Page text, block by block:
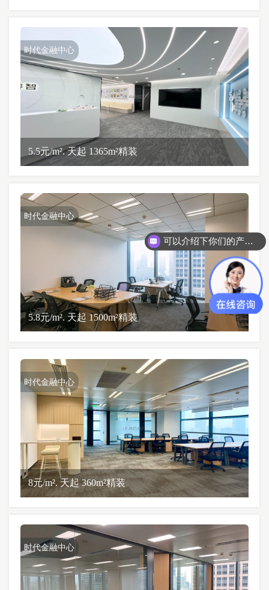
时代金融中心
5.5元/m². 天起 1365m²精装
时代金融中心
5.8元/m². 天起 1500m²精装
时代金融中心
8元/m². 天起 360m²精装
时代金融中心
可以介绍下你们的产品么？